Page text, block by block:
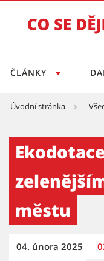
ČLÁNKY
Úvodní stránka
městu
04. února 2025